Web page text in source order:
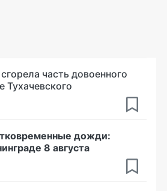
часть довоенного
Тухачевского
дожди:
8 августа